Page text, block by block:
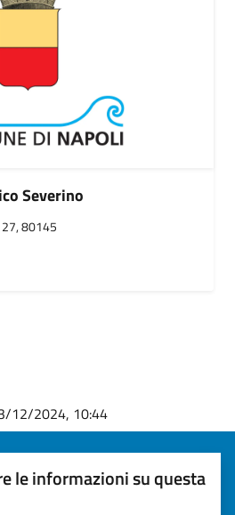
Severino
27, 80145
12/2024, 10:44
le informazioni su questa